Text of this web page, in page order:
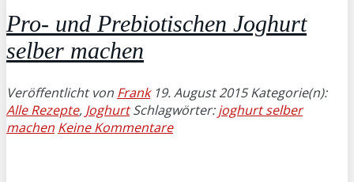
Pro- und Prebiotischen Joghurt
selber machen
Veröffentlicht von Frank 19. August 2015 Kategorie(n):
Alle Rezepte, JoghurtSchlagwörter:joghurt selber
machen Keine Kommentare